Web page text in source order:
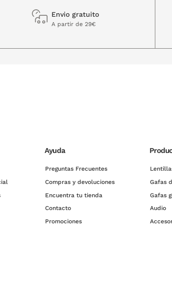
Envio gratuito
A partir de 29€
Ayuda
Preguntas Frecuentes
Compras y devoluciones
Encuentra tu tienda
Contacto
Promociones
Gafas
Gafas
Audio